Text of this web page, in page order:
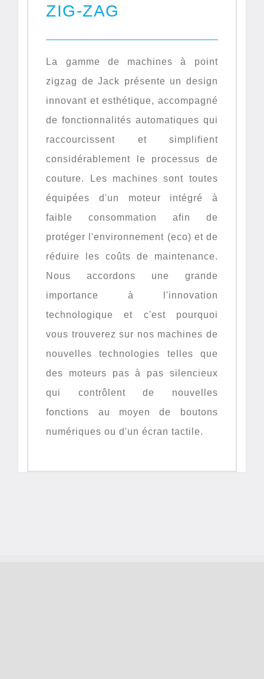
ZIG-ZAG
La gamme de machines à point
zigzag de Jack présente un design
innovant et esthétique, accompagné
de fonctionnalités automatiques qui
raccourcissent et simplifient
considérablement le processus de
couture. Les machines sont toutes
équipées d'un moteur intégré à
faible consommation afin de
protéger l'environnement (eco) et de
réduire les coûts de maintenance.
Nous accordons une grande
importance à l'innovation
technologique et c'est pourquoi
vous trouverez sur nos machines de
nouvelles technologies telles que
des moteurs pas à pas silencieux
qui contrôlent de nouvelles
fonctions au moyen de boutons
numériques ou d'un écran tactile.